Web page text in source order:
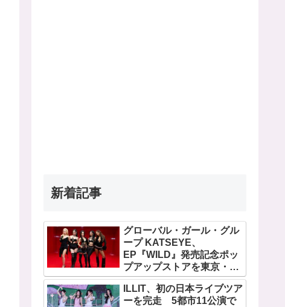
新着記事
グローバル・ガール・グル
ープ KATSEYE、
EP『WILD』発売記念ポッ
プアップストアを東京・原
宿で開催 限定グッズも登
場ILLIT、初の日本ライブツア
ーを完走 5都市11公演で